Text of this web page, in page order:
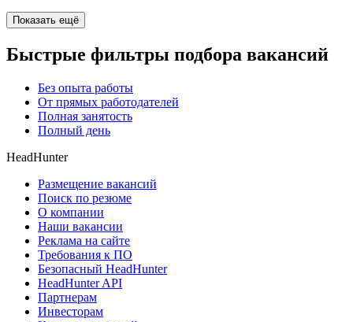
Показать ещё
Быстрые фильтры подбора вакансий
Без опыта работы
От прямых работодателей
Полная занятость
Полный день
HeadHunter
Размещение вакансий
Поиск по резюме
О компании
Наши вакансии
Реклама на сайте
Требования к ПО
Безопасный HeadHunter
HeadHunter API
Партнерам
Инвесторам